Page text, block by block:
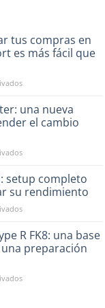
tus compras en
es más fácil que
en
financiar
compras
RST
es
más
fácil
que
una nueva
el cambio
en
Ultra
Shifter:
una
nueva
de
entender
el
manual
setup completo
su rendimiento
en
i30
setup
para
R FK8: una base
preparación
en